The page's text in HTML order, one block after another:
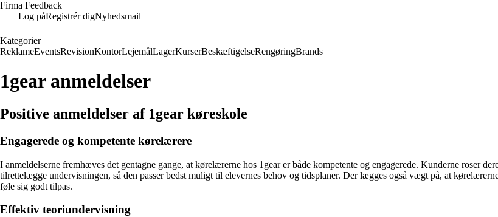
Firma Feedback
Log påRegistrér digNyhedsmail
Kategorier
ReklameEventsRevisionKontorLejemålLagerKurserBeskæftigelseRengøringBrands
1gear anmeldelser
Positive anmeldelser af 1gear køreskole
Engagerede og kompetente kørelærere
I anmeldelserne fremhæves det gentagne gange, at kørelærerne hos 1gear er både kompetente og engagerede. Kunderne roser
tilrettelægge undervisningen, så den passer bedst muligt til elevernes behov og tidsplaner. Der lægges også vægt på, at
føle sig godt tilpas.
Effektiv teoriundervisning